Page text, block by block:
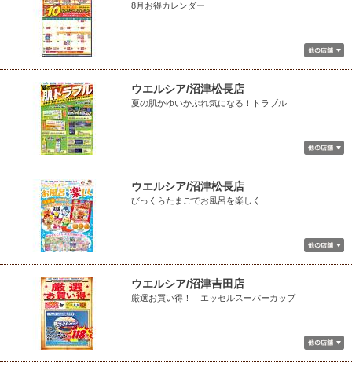
8月お得カレンダー
ウエルシア/沼津松長店
夏の肌かゆいかぶれ気になる！トラブル
ウエルシア/沼津松長店
びっくらたまごでお風呂を楽しく
ウエルシア/沼津吉田店
厳選お買い得！ エッセルスーパーカップ